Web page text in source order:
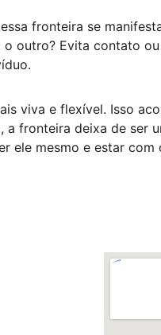
fronteira se
outro? Evita contato
viva e flexível. Isso
fronteira deixa de ser
ele mesmo e estar com